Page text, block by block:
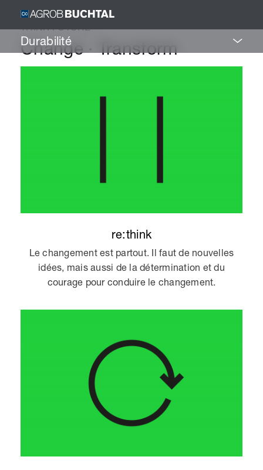
Durabilité
THINK FUTURE
Change · Transform
re:think
Le changement est partout. Il faut de nouvelles
idées, mais aussi de la détermination et du
courage pour conduire le changement.